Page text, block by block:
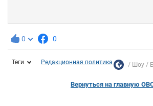
0 0
Теги Редакционная политика Шоу
Вернуться на главную